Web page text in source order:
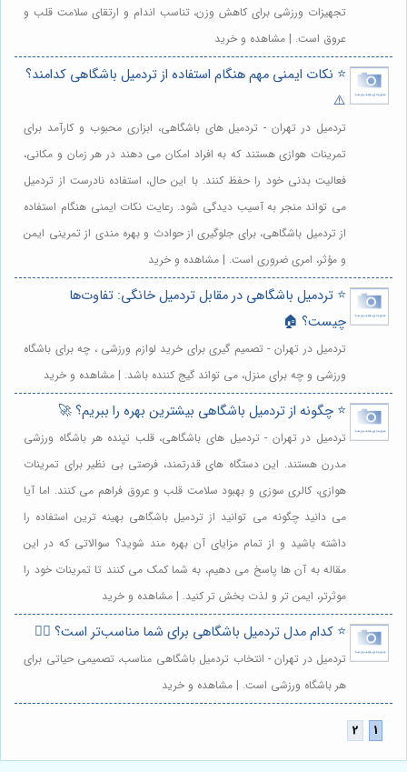
تجهیزات ورزشی برای کاهش وزن، تناسب اندام و ارتقای سلامت قلب و
عروق است. | مشاهده و خرید
⭐️ نکات ایمنی مهم هنگام استفاده از تردمیل باشگاهی کدامند؟
⚠️
تردمیل در تهران - تردمیل های باشگاهی، ابزاری محبوب و کارآمد برای
تمرینات هوازی هستند که به افراد امکان می دهند در هر زمان و مکانی،
فعالیت بدنی خود را حفظ کنند. با این حال، استفاده نادرست از تردمیل
می تواند منجر به آسیب دیدگی شود. رعایت نکات ایمنی هنگام استفاده
از تردمیل باشگاهی، برای جلوگیری از حوادث و بهره مندی از تمرینی ایمن
و مؤثر، امری ضروری است. | مشاهده و خرید
⭐️ تردمیل باشگاهی در مقابل تردمیل خانگی: تفاوت‌ها
چیست؟ 🏠
تردمیل در تهران - تصمیم گیری برای خرید لوازم ورزشی ، چه برای باشگاه
ورزشی و چه برای منزل، می تواند گیج کننده باشد. | مشاهده و خرید
⭐️ چگونه از تردمیل باشگاهی بیشترین بهره را ببریم؟ 🚀
تردمیل در تهران - تردمیل های باشگاهی، قلب تپنده هر باشگاه ورزشی
مدرن هستند. این دستگاه های قدرتمند، فرصتی بی نظیر برای تمرینات
هوازی، کالری سوزی و بهبود سلامت قلب و عروق فراهم می کنند. اما آیا
می دانید چگونه می توانید از تردمیل باشگاهی بهینه ترین استفاده را
داشته باشید و از تمام مزایای آن بهره مند شوید؟ سوالاتی که در این
مقاله به آن ها پاسخ می دهیم، به شما کمک می کنند تا تمرینات خود را
موثرتر، ایمن تر و لذت بخش تر کنید. | مشاهده و خرید
⭐️ کدام مدل تردمیل باشگاهی برای شما مناسب‌تر است؟ 🏃‍♀️
تردمیل در تهران - انتخاب تردمیل باشگاهی مناسب، تصمیمی حیاتی برای
هر باشگاه ورزشی است. | مشاهده و خرید